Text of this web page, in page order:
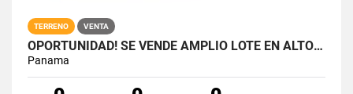
TERRENO VENTA
OPORTUNIDAD! SE VENDE AMPLIO LOTE EN ALTOS DEL MARIA
Panama